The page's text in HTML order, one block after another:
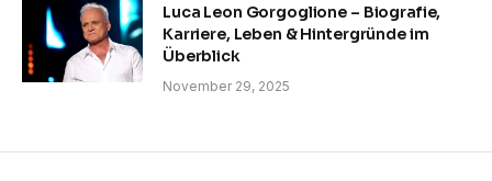
Luca Leon Gorgoglione – Biografie,
Karriere, Leben & Hintergründe im
Überblick
November 29, 2025